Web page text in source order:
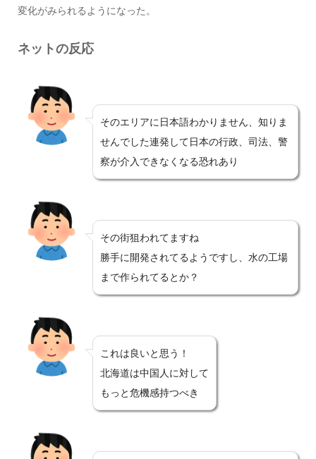
変化がみられるようになった。
ネットの反応
そのエリアに日本語わかりません、知りま
せんでした連発して日本の行政、司法、警
察が介入できなくなる恐れあり
その街狙われてますね
勝手に開発されてるようですし、水の工場
まで作られてるとか？
これは良いと思う！
北海道は中国人に対して
もっと危機感持つべき